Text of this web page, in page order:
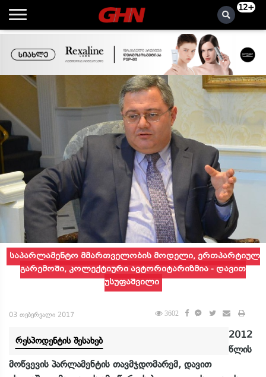
12+
საპარლამენტო მმართველობის მოდელი, ერთპარტიულ
გარემოში, კოლექტიური ავტორიტარიზმია - დავით
უსუფაშვილი
03 თებერვალი 2017 3602
რესპოდენტის შესახებ
2012
წლის
მოწვევის პარლამენტის თავმჯდომარემ, დავით